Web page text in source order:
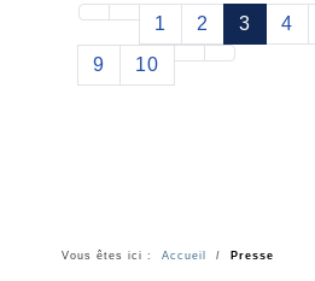
1 2 3 4
9
10
Vous êtes ici : Accueil Presse